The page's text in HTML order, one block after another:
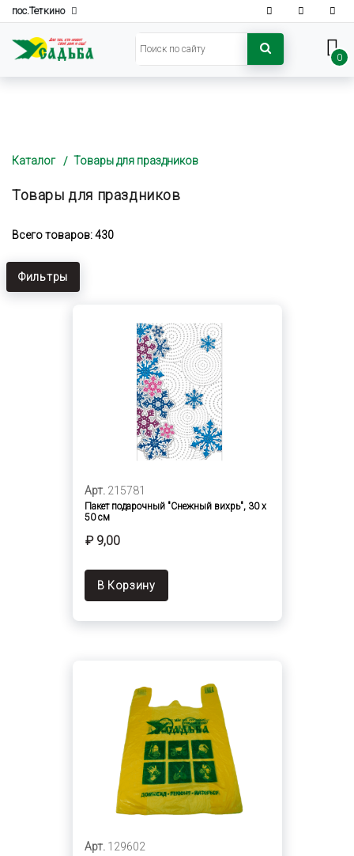
пос.Теткино
0
Каталог Товары для праздников
Товары для праздников
Всего товаров: 430
Фильтры
Арт. 215781
Пакет подарочный "Снежный вихрь", 30 х
50 см
₽ 9,00
В Корзину
Арт. 129602